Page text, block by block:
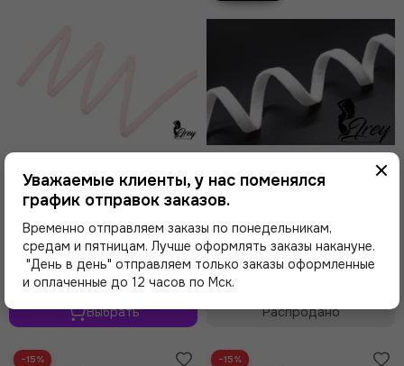
от 130 ₽
906 Ворсовая тесьма для
каркасов 10 мм, пастельно-
розовый 906
Выбрать
от 140 ₽
001 Ворсовая тесьма для
каркасов 10 мм, белый 001
Распродано
−15% −15%
Уважаемые клиенты, у нас поменялся
график отправок заказов.
Временно отправляем заказы по понедельникам,
средам и пятницам. Лучше оформлять заказы накануне.
"День в день" отправляем только заказы оформленные
и оплаченные до 12 часов по Мск.